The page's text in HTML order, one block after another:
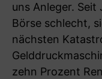
uns Anleger.
Börse schlecht,
nächsten
zehn Prozent